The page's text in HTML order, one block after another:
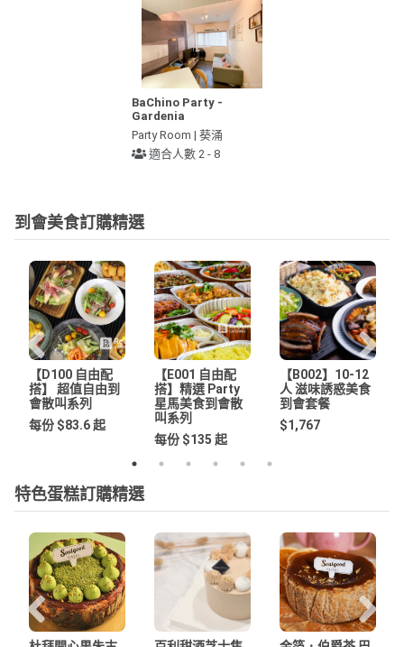
BaChino Party -
Gardenia
Party Room | 葵涌
適合人數 2 - 8
到會美食訂購精選
【D100 自由配
搭】 超值自由到
會散叫系列
每份 $83.6 起
【E001 自由配
搭】精選 Party
星馬美食到會散
叫系列
每份 $135 起
【B002】10-12
人 滋味誘惑美食
到會套餐
$1,767
特色蛋糕訂購精選